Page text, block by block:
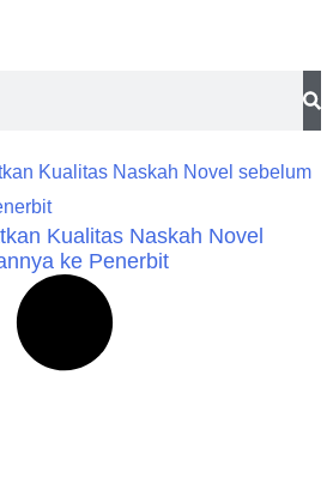
Kualitas Naskah Novel
ke Penerbit